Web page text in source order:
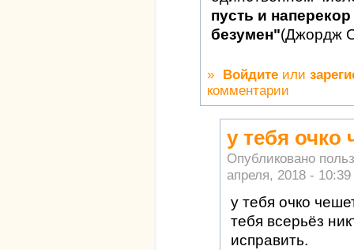
пусть и
безумен"(Джордж
» Войдите или
комментарии
у тебя очко
Опубликовано
апреля, 2018 - 10:39
у тебя очко
тебя всерьёз
исправить.